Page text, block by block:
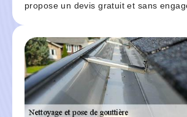
propose un devis gratuit et sans